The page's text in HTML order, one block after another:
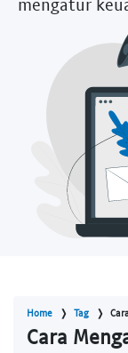
Home Tag
Cara